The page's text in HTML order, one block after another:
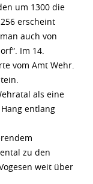
um 1300 die
erscheint
auch von
Im 14.
vom Amt Wehr.
als eine
entlang
zu den
weit über